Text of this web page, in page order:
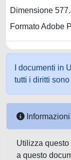
Dimensione
Formato Adobe
I documenti in
tutti i diritti
Informazioni
Utilizza
a questo